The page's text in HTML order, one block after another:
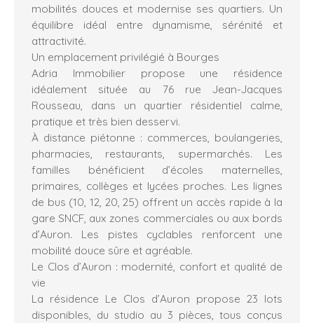
mobilités douces et modernise ses quartiers. Un
équilibre idéal entre dynamisme, sérénité et
attractivité.
Un emplacement privilégié à Bourges
Adria Immobilier propose une résidence
idéalement située au 76 rue Jean-Jacques
Rousseau, dans un quartier résidentiel calme,
pratique et très bien desservi.
À distance piétonne : commerces, boulangeries,
pharmacies, restaurants, supermarchés. Les
familles bénéficient d’écoles maternelles,
primaires, collèges et lycées proches. Les lignes
de bus (10, 12, 20, 25) offrent un accès rapide à la
gare SNCF, aux zones commerciales ou aux bords
d’Auron. Les pistes cyclables renforcent une
mobilité douce sûre et agréable.
Le Clos d’Auron : modernité, confort et qualité de
vie
La résidence Le Clos d’Auron propose 23 lots
disponibles, du studio au 3 pièces, tous conçus